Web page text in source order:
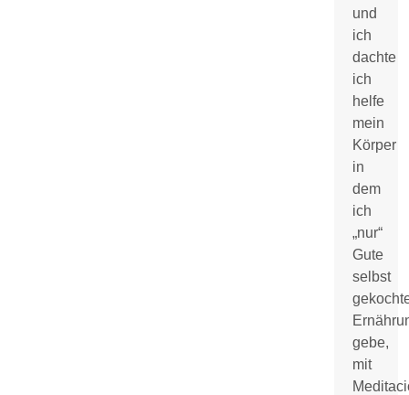
und
ich
dachte
ich
helfe
mein
Körper
in
dem
ich
„nur“
Gute
selbst
gebe,
mit